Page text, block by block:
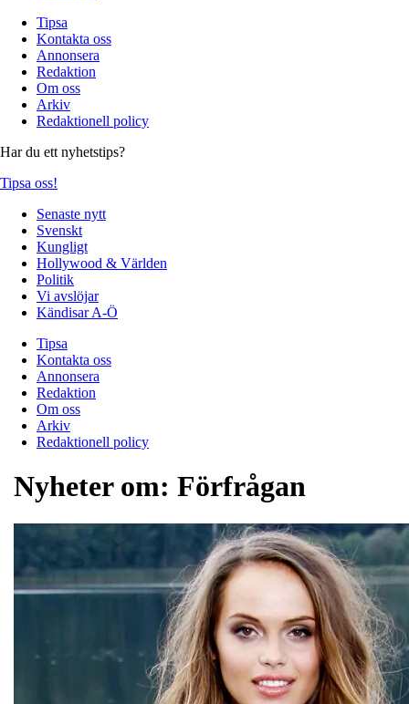
Tipsa
Kontakta oss
Annonsera
Redaktion
Om oss
Arkiv
Redaktionell policy
Har du ett nyhetstips?
Tipsa oss!
Senaste nytt
Svenskt
Kungligt
Hollywood & Världen
Politik
Vi avslöjar
Kändisar A-Ö
Tipsa
Kontakta oss
Annonsera
Redaktion
Om oss
Arkiv
Redaktionell policy
Nyheter om: Förfrågan